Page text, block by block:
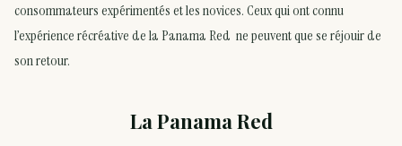
consommateurs expérimentés et les novices. Ceux qui ont connu
l’expérience récréative de la Panama Red ne peuvent que se réjouir de
son retour.
La Panama Red